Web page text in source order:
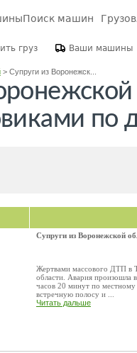
Поиск машин
груз Ваши машины
> Супруги из Воронежск...
по
Супруги из Воронежской
Жертвами массового ДТП в
области. Авария произошла
часов 20 минут по местному
встречную полосу и ...
Читать дальше